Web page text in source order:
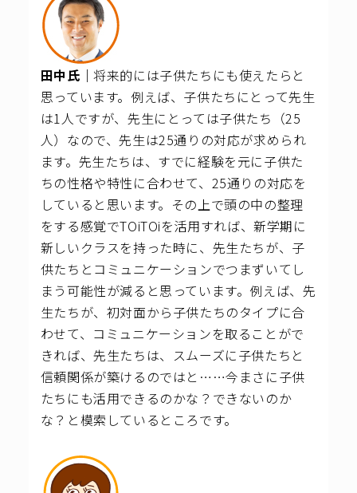
田中氏｜将来的には子供たちにも使えたらと
思っています。例えば、子供たちにとって先生
は1人ですが、先生にとっては子供たち（25
人）なので、先生は25通りの対応が求められ
ます。先生たちは、すでに経験を元に子供た
ちの性格や特性に合わせて、25通りの対応を
していると思います。 その上で頭の中の整理
をする感覚でTOiTOiを活用すれば、新学期に
新しいクラスを持った時に、先生たちが、子
供たちとコミュニケーションでつまずいてし
まう可能性が減ると思っています。例えば、先
生たちが、初対面から子供たちのタイプに合
わせて、コミュニケーションを取ることがで
きれば、先生たちは、スムーズに子供たちと
信頼関係が築けるのではと……今まさに子供
たちにも活用できるのかな？できないのか
な？と模索しているところです。